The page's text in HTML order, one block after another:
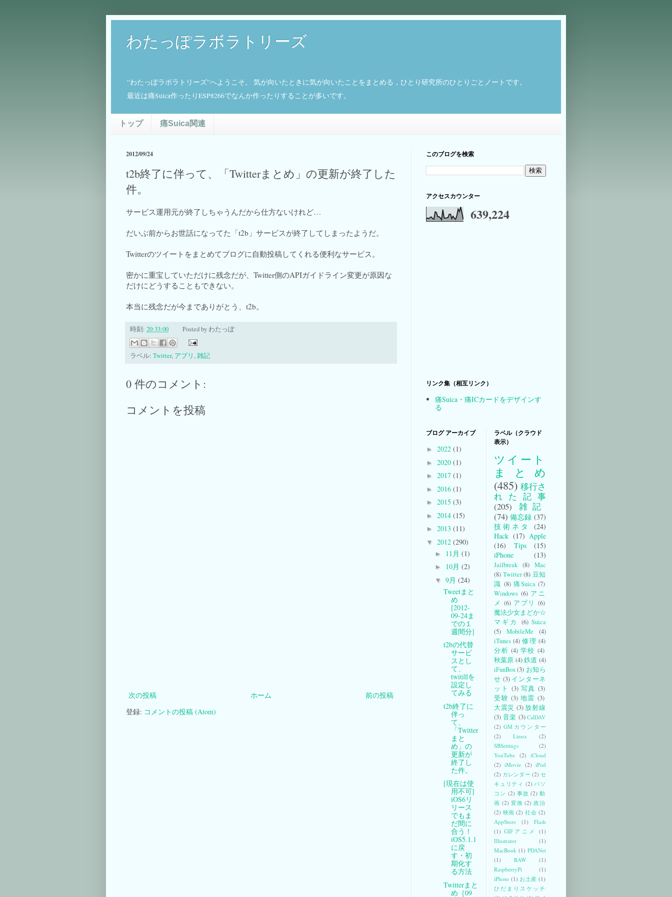
わたっぽラボラトリーズ
”わたっぽラボラトリーズ”へようこそ。 気が向いたときに気が向いたことをまとめる，ひとり研究所のひとりごとノートです。
最近は痛Suica作ったりESP8266でなんか作ったりすることが多いです。
トップ 痛Suica関連
2012/09/24
t2b終了に伴って、「Twitterまとめ」の更新が終了した
件。
サービス運用元が終了しちゃうんだから仕方ないけれど…
だいぶ前からお世話になってた「t2b」サービスが終了してしまったようだ。
Twitterのツイートをまとめてブログに自動投稿してくれる便利なサービス。
密かに重宝していただけに残念だが、Twitter側のAPIガイドライン変更が原因な
だけにどうすることもできない。
本当に残念だが今までありがとう、t2b。
時刻: 20:33:00 Posted byわたっぽ
ラベル: Twitter, アプリ,雑記
0 件のコメント:
コメントを投稿
次の投稿 前の投稿
ホーム
登録: コメントの投稿 (Atom)
このブログを検索
アクセスカウンター
639,224
リンク集（相互リンク）
痛Suica・痛ICカードをデザインす
る
ブログ アーカイブ
► 2022 (1)
► 2020 (1)
► 2017 (1)
► 2016 (1)
► 2015 (3)
► 2014 (15)
► 2013 (11)
▼ 2012 (290)
► 11月 (1)
► 10月 (2)
▼ 9月 (24)
Tweetまと
め
[2012-
09-24ま
での１
週間分]
t2bの代替
サービ
スとし
て、
twitillを
設定し
てみる
t2b終了に
伴っ
て、
「Twitter
まと
め」の
更新が
終了し
た件。
[現在は使
用不可]
iOS6リ
リース
でもま
だ間に
合う！
iOS5.1.1
に戻
す・初
期化す
る方法
Twitterまと
め［09
ラベル（クラウド
表示）
ツイート
まとめ
(485) 移行さ
れた記事
(205)
雑記
(74) 備忘録 (37)
技術ネタ
(24)
Hack (17) Apple
(16)
Tips
(15)
iPhone
(13)
Jailbreak (8) Mac
(8) Twitter (8) 豆知
識 (8) 痛Suica (7)
Windows (6) アニ
メ (6) アプリ (6)
魔法少女まどか☆
マギカ
(6) Suica
(5)
MobileMe
(4)
iTunes (4) 修理 (4)
分析 (4) 学校 (4)
秋葉原 (4)鉄道 (4)
iFunBox (3) お知ら
せ (3) インターネ
ット (3) 写真 (3)
受験 (3) 地震 (3)
大震災 (3) 放射線
(3) 音楽 (3) CalDAV
(2) GMカウンター
(2)
Linux
(2)
SBSettings
(2)
YouTube (2) iCloud
(2) iMovie (2) iPod
(2) カレンダー (2) セ
キュリティ (2) パソ
コン (2) 事故 (2) 動
画 (2) 変換 (2) 政治
(2) 映画 (2) 社会 (2)
AppStore
(1)
Flash
(1) GIFアニメ
(1)
Illustrator
(1)
MacBook (1) PDANet
(1)
RAW
(1)
RaspberryPi
(1)
iPhoto (1) お土産 (1)
ひだまりスケッチ